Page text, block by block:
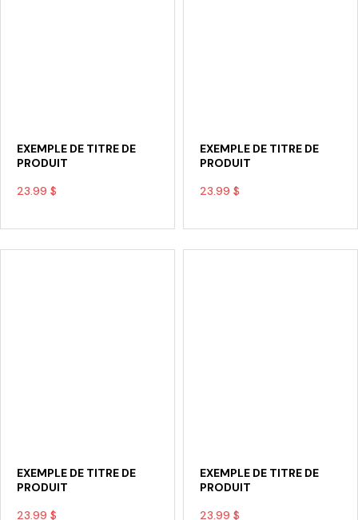
EXEMPLE DE TITRE DE
PRODUIT
23.99 $
EXEMPLE DE TITRE DE
PRODUIT
23.99 $
EXEMPLE DE TITRE DE
PRODUIT
23.99 $
EXEMPLE DE TITRE DE
PRODUIT
23.99 $